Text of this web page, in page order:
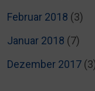
Februar 2018 (3)
Januar 2018 (7)
Dezember 2017